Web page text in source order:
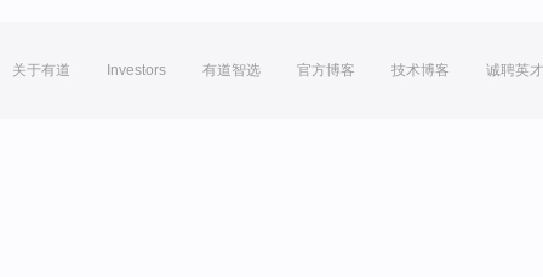
关于有道 Investors 有道智选 官方博客 技术博客 诚聘英才